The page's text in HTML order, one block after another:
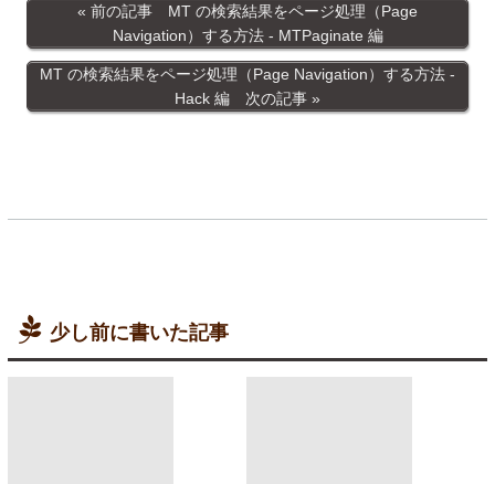
前の記事 MT の検索結果をページ処理（Page
Navigation）する方法 - MTPaginate 編
MT の検索結果をページ処理（Page Navigation）する方法 -
Hack 編 次の記事
少し前に書いた記事